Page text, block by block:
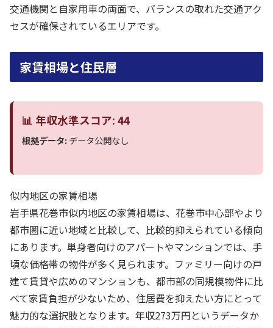
交通機関と自家用車の両面で、バランスの取れた交通アク
セスが確保されているエリアです。
家賃相場と住民層
📊 年収水準スコア: 44
根拠データ:データ公開なし
似内地区の家賃相場
岩手県花巻市似内地区の家賃相場は、花巻市中心部やより
都市圏に近い地域と比較して、比較的抑えられている傾向
にあります。単身者向けのアパートやマンションでは、手
頃な価格帯の物件が多く見られます。ファミリー向けの戸
建て賃貸や広めのマンションも、都市部の同規模物件に比
べて家賃負担が少ないため、住居費を抑えたい方にとって
魅力的な選択肢となります。年収273万円というデータか